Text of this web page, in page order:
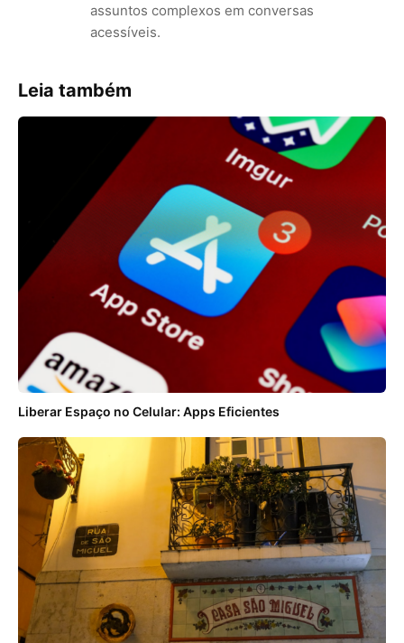
assuntos complexos em conversas
acessíveis.
Leia também
Liberar Espaço no Celular: Apps Eficientes